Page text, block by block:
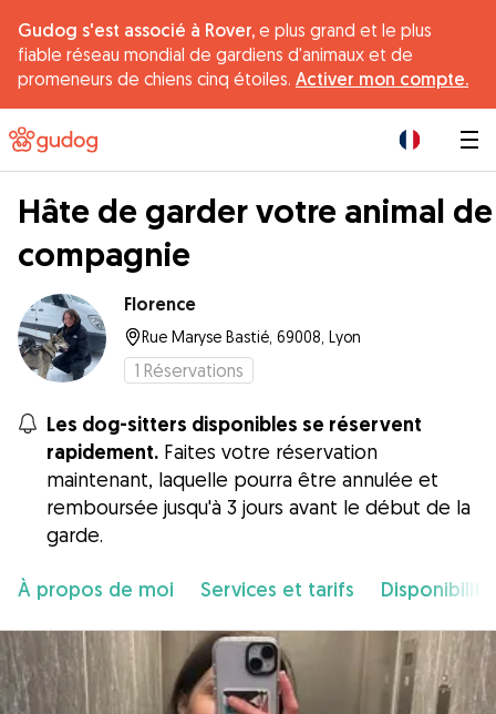
Gudog s'est associé à Rover, e plus grand et le plus
fiable réseau mondial de gardiens d'animaux et de
promeneurs de chiens cinq étoiles. Activer mon compte.
Hâte de garder votre animal de
compagnie
Florence
Rue Maryse Bastié, 69008, Lyon
1 Réservations
Les dog-sitters disponibles se réservent
rapidement. Faites votre réservation
maintenant, laquelle pourra être annulée et
remboursée jusqu'à 3 jours avant le début de la
garde.
À propos de moi Services et tarifs Disponibilité